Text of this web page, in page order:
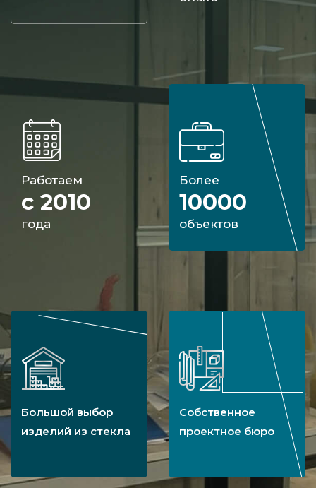
Работаем
с 2010
года
Более
10000
объектов
Большой выбор
изделий из стекла
Собственное
проектное бюро